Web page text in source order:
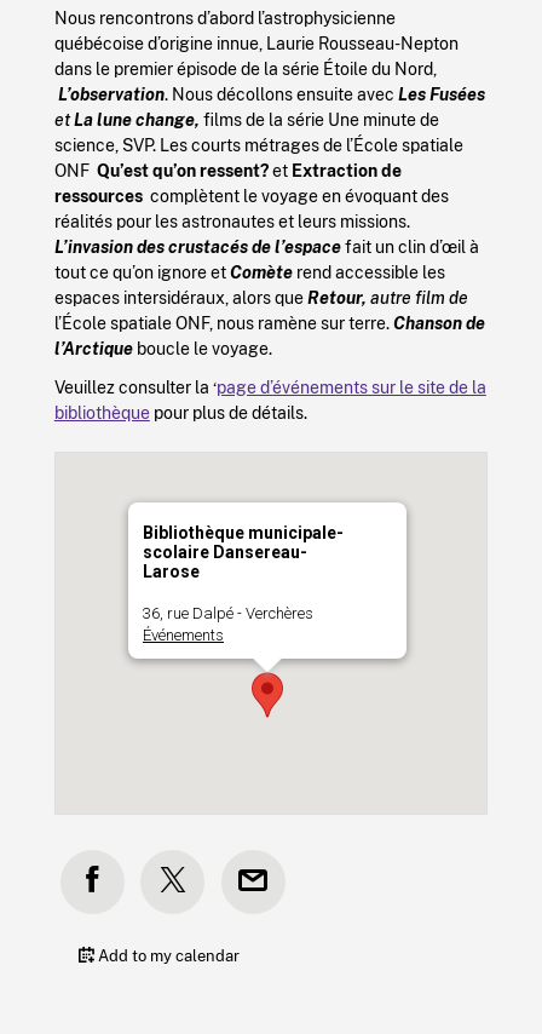
Nous rencontrons d’abord l’astrophysicienne
québécoise d’origine innue, Laurie Rousseau-Nepton
dans le premier épisode de la série Étoile du Nord,
L’observation. Nous décollons ensuite avec Les Fusées
etLa lune change, films de la série Une minute de
science, SVP. Les courts métrages de l’École spatiale
ONF Qu’est qu’on ressent?et Extraction de
ressources complètent le voyage en évoquant des
réalités pour les astronautes et leurs missions.
L’invasion des crustacés de l’espacefait un clin d’œil à
tout ce qu’on ignore etComète rend accessible les
espaces intersidéraux, alors queRetour, autre film de
l’École spatiale ONF, nous ramène sur terre.Chanson de
l’Arctiqueboucle le voyage.
Veuillez consulter la ‘page d’événements sur le site de la
bibliothèquepour plus de détails.
Bibliothèque municipale-
scolaire Dansereau-
Larose
36, rue Dalpé - Verchères
Événements
Add to my calendar